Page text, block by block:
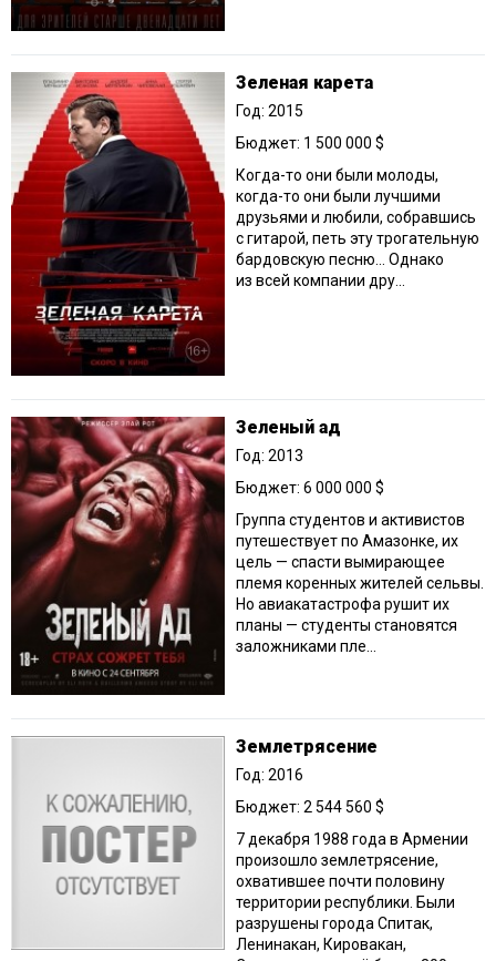
Зеленая карета
Год: 2015
Бюджет: 1 500 000 $
Когда-то они были молоды,
когда-то они были лучшими
друзьями и любили, собравшись
с гитарой, петь эту трогательную
бардовскую песню… Однако
из всей компании дру...
Зеленый ад
Год: 2013
Бюджет: 6 000 000 $
Группа студентов и активистов
путешествует по Амазонке, их
цель — спасти вымирающее
племя коренных жителей сельвы.
Но авиакатастрофа рушит их
планы — студенты становятся
заложниками пле...
Землетрясение
Год: 2016
Бюджет: 2 544 560 $
7 декабря 1988 года в Армении
произошло землетрясение,
охватившее почти половину
территории республики. Были
разрушены города Спитак,
Ленинакан, Кировакан,